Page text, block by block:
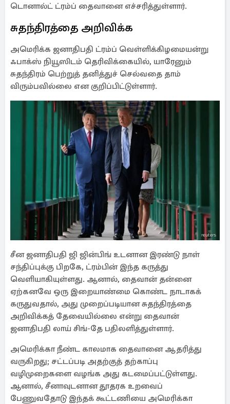
டொனால்ட் ட்ரம்ப் தைவானை எச்சரித்துள்ளார்.
சுதந்திரத்தை அறிவிக்க
அமெரிக்க ஜனாதிபதி ட்ரம்ப் வெள்ளிக்கிழமையன்று
ஃபாக்ஸ் நியூஸிடம் தெரிவிக்கையில், யாரேனும்
சுதந்திரம் பெற்றுத் தனித்துச் செல்வதை தாம்
விரும்பவில்லை என குறிப்பிட்டுள்ளார்.
சீன ஜனாதிபதி ஜி ஜின்பிங் உடனான இரண்டு நாள்
சந்திப்புக்கு பிறகே, ட்ரம்பின் இந்த கருத்து
வெளியாகியுள்ளது. ஆனால், தைவான் தன்னை
ஏற்கனவே ஒரு இறையாண்மை கொண்ட நாடாகக்
கருதுவதால், அது முறைப்படியான சுதந்திரத்தை
அறிவிக்கத் தேவையில்லை என்று தைவான்
ஜனாதிபதி லாய் சிங்-தே பதிலளித்துள்ளார்.
அமெரிக்கா நீண்ட காலமாக தைவானை ஆதரித்து
வருகிறது; சட்டப்படி அதற்குத் தற்காப்பு
வழிமுறைகளை வழங்க அது கடமைப்பட்டுள்ளது.
ஆனால், சீனாவுடனான தூதரக உறவைப்
பேணுவதோடு இந்தக் கூட்டணியை அமெரிக்கா